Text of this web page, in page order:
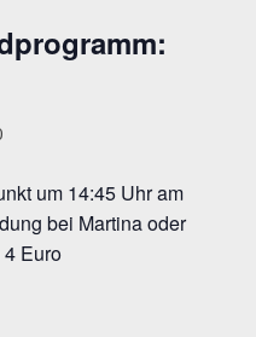
um 14:45 Uhr am
bei Martina oder
Euro